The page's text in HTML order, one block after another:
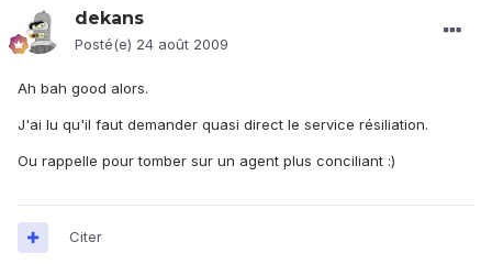
dekans
Posté(e) 24 août 2009
Ah bah good alors.
J'ai lu qu'il faut demander quasi direct le service résiliation.
Ou rappelle pour tomber sur un agent plus conciliant :)
Citer